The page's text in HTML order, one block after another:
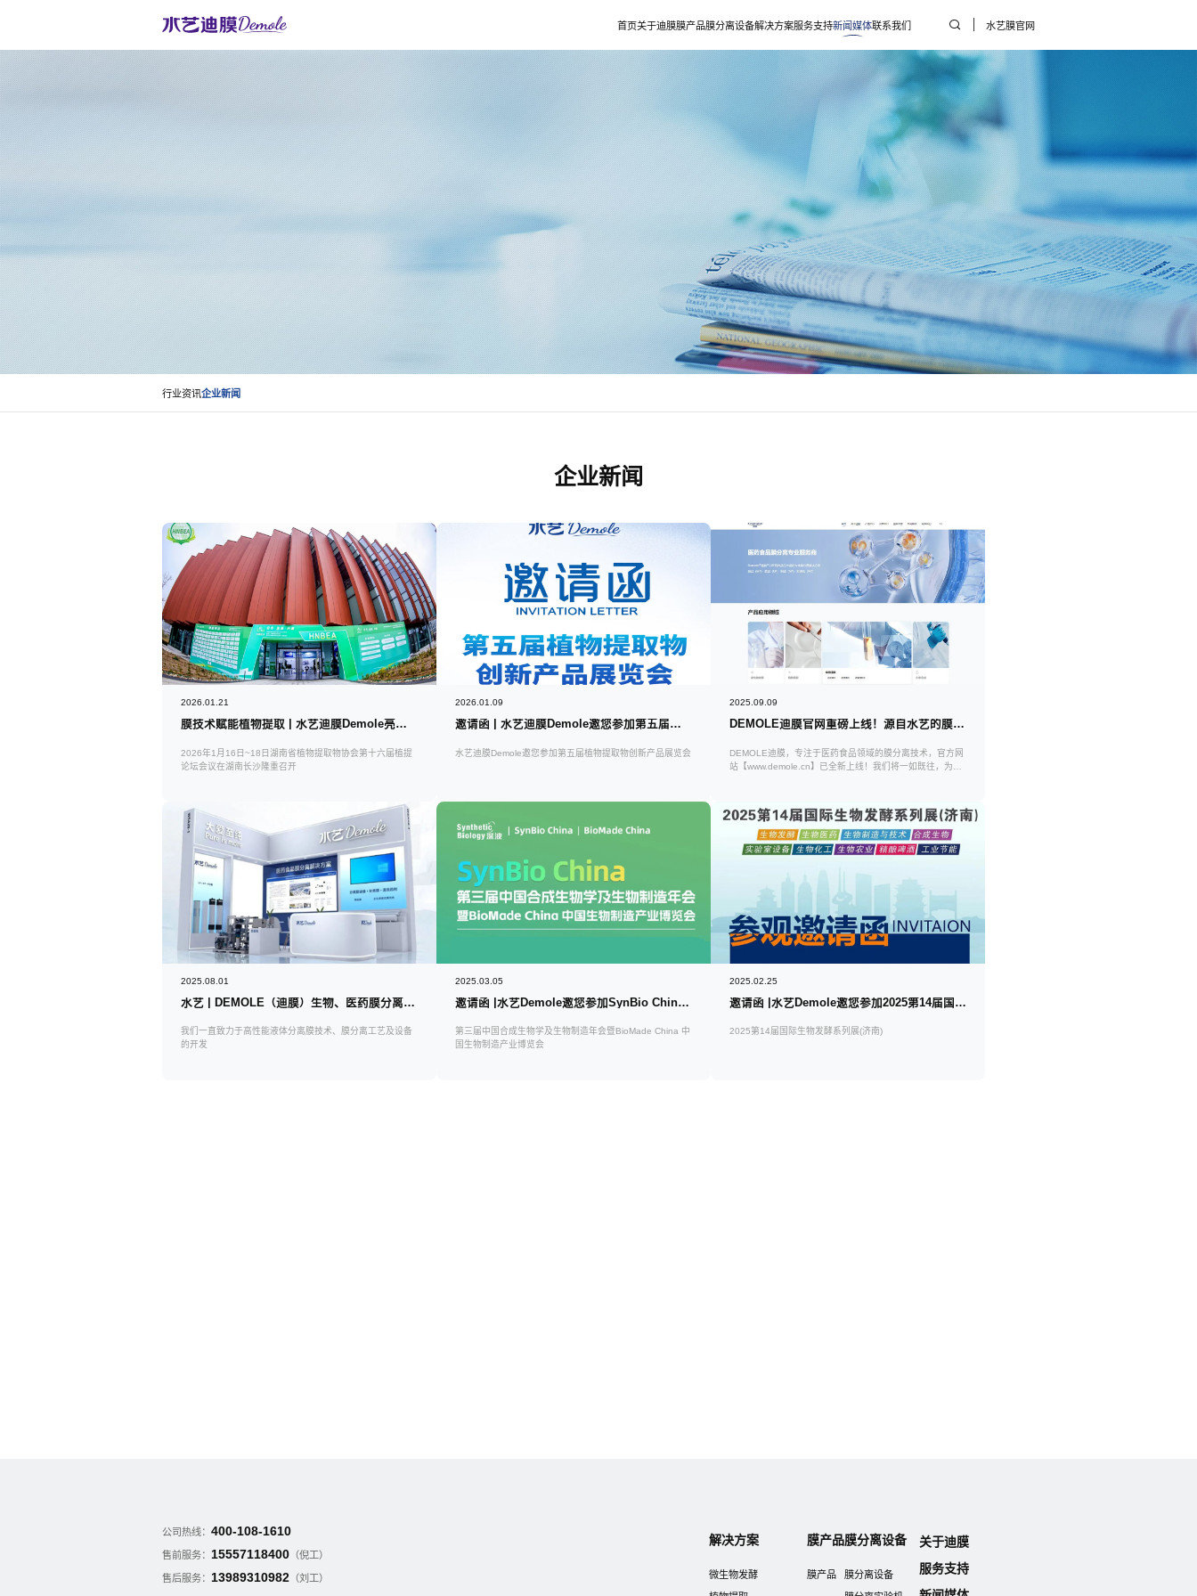
首页关于迪膜
迪膜介绍
发展历程
研发与创新
资质荣誉
生产制造
水艺集团
膜产品膜分离设备
膜分离设备
膜分离实验机
解决方案
微生物发酵
植物提取
动物提取
化学合成
食品级膜清洗专用药剂
服务支持新闻媒体
行业资讯
企业新闻
联系我们 水艺膜官网
行业资讯企业新闻
企业新闻
2026.01.21
膜技术赋能植物提取 | 水艺迪膜Demole亮相湖南植提创新产品展览会
2026年1月16日~18日湖南省植物提取物协会第十六届植提
论坛会议在湖南长沙隆重召开
2026.01.09
邀请函 | 水艺迪膜Demole邀您参加第五届植物提取物创新产品展览会
水艺迪膜Demole邀您参加第五届植物提取物创新产品展览会
2025.09.09
DEMOLE迪膜官网重磅上线！源自水艺的膜技术新标杆
DEMOLE迪膜，专注于医药食品领域的膜分离技术，官方网
站【www.demole.cn】已全新上线！我们将一如既往，为您
2025.08.01
水艺 | DEMOLE（迪膜）生物、医药膜分离专业服务商亮相2025上海国际生物发酵系列展
我们一直致力于高性能液体分离膜技术、膜分离工艺及设备
的开发
2025.03.05
邀请函 |水艺Demole邀您参加SynBio China第三届中国合成生物学及生物制造年会
第三届中国合成生物学及生物制造年会暨BioMade China 中
国生物制造产业博览会
2025.02.25
邀请函 |水艺Demole邀您参加2025第14届国际生物发酵产品与技术装备展览会(济南）
2025第14届国际生物发酵系列展(济南)
公司热线： 400-108-1610
售前服务： 15557118400 （倪工）
售后服务： 13989310982 （刘工）
解决方案
微生物发酵
膜产品
膜产品
膜分离设备
膜分离设备
关于迪膜
服务支持